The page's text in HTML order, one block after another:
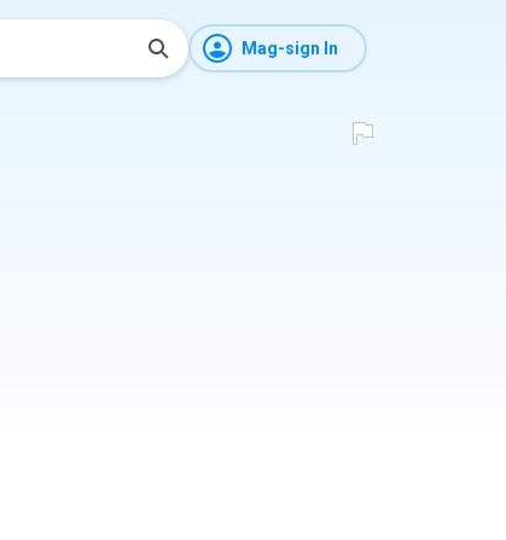
Mag-sign In